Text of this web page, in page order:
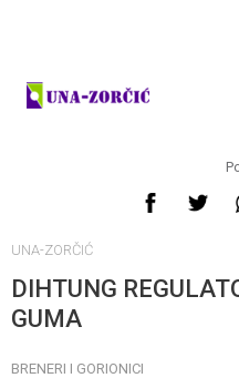
UNA-ZORČIĆ
DIHTUNG
GUMA
BRENERI I GORIONICI